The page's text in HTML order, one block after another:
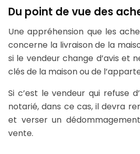
Du point de vue des
Une appréhension que les
concerne la livraison de la
si le vendeur change d’avis et
clés de la maison ou de
Si c’est le vendeur qui refuse
notarié, dans ce cas, il devra
et verser un
vente.